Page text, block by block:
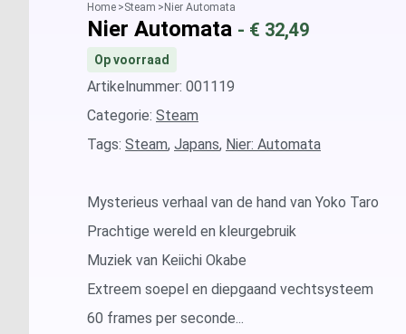
GOG.com
Home Steam Nier Automata
Nier Automata - € 32,49
Op voorraad
Artikelnummer: 001119
Categorie: Steam
Tags: Steam, Japans, Nier: Automata
Mysterieus verhaal van de hand van Yoko Taro
Prachtige wereld en kleurgebruik
Muziek van Keiichi Okabe
Extreem soepel en diepgaand vechtsysteem
60 frames per seconde...